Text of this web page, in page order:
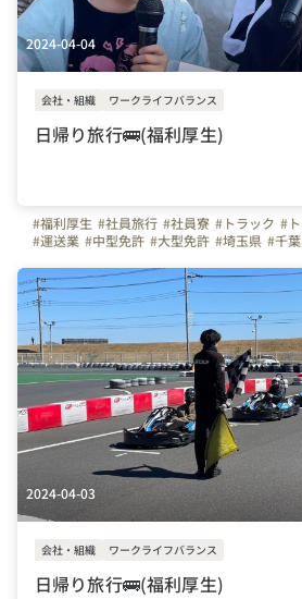
2024-04-04
会社・組織 ワークライフバランス
日帰り旅行🚌(福利厚生)
#福利厚生 #社員旅行 #社員寮 #トラック #
#運送業 #中型免許 #大型免許 #埼玉県 #千
2024-04-03
会社・組織 ワークライフバランス
日帰り旅行🚌(福利厚生)